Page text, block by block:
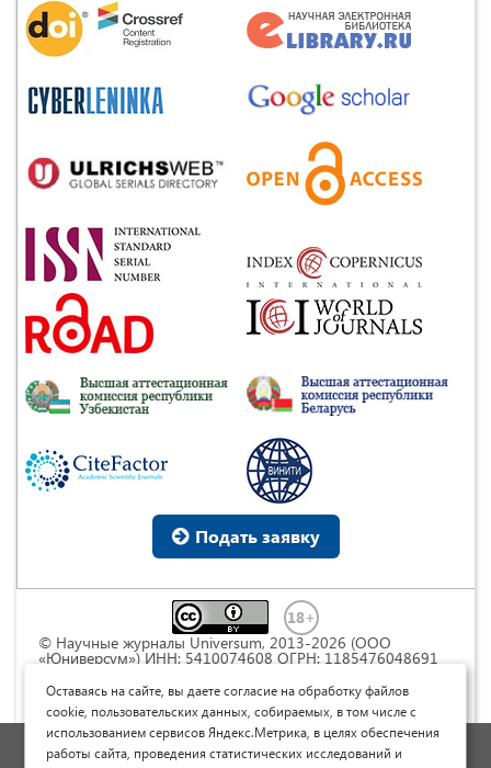
Подать заявку
© Научные журналы Universum, 2013-2026 (ООО
«Юниверсум») ИНН: 5410074608 ОГРН: 1185476048691
Commons « Attribution» («Атрибуция») 4.0
Непортированная
Политика обработки персональных данных
Оставаясь на сайте, вы даете согласие на обработку файлов
cookie, пользовательских данных, собираемых, в том числе с
использованием сервисов Яндекс.Метрика, в целях обеспечения
работы сайта, проведения статистических исследований и